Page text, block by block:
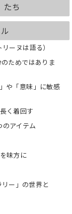
る
さ」がにじみ出る
ックカラーの服だ
ための場所
美しくあること！
る
たち
ーヌは語る）
ためではありま
や「意味」に敏感
く着回す
アイテム
味方に
ー」の世界と